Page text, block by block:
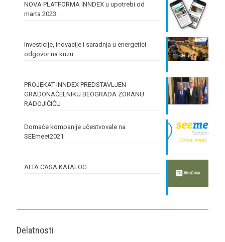
NOVA PLATFORMA INNDEX u upotrebi od
marta 2023.
Investicije, inovacije i saradnja u energetici
odgovor na krizu
PROJEKAT INNDEX PREDSTAVLJEN
GRADONAČELNIKU BEOGRADA ZORANU
RADOJIČIĆU
Domaće kompanije učestvovale na
SEEmeet2021
ALTA CASA KATALOG
Delatnosti